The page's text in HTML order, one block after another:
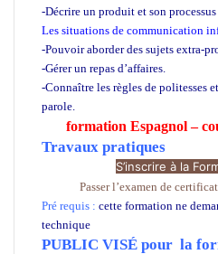
-Décrire un produit et son
Les situations de communication
-Pouvoir aborder des sujets extra-
-Gérer un repas d’affaires.
-Connaître les règles de politesses
parole.
formation Espagnol –
Travaux pratiques
S’inscrire à la
Passer l’examen de
Pré requis : cette formation ne
technique
PUBLIC VISÉ pour la